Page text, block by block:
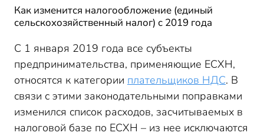
Как изменится налогообложение (единый
сельскохозяйственный налог) с 2019 года
С 1 января 2019 года все субъекты
предпринимательства, применяющие ЕСХН,
относятся к категории плательщиков НДС. В
связи с этими законодательными поправками
изменился список расходов, засчитываемых в
налоговой базе по ЕСХН – из нее исключаются